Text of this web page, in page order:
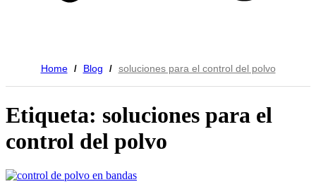
Home / Blog / soluciones para el control del polvo
Etiqueta: soluciones para el
control del polvo